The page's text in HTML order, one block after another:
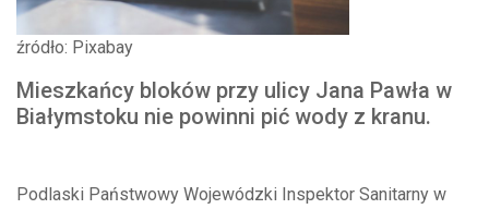
źródło: Pixabay
Mieszkańcy bloków przy ulicy Jana Pawła w
Białymstoku nie powinni pić wody z kranu.
Podlaski Państwowy Wojewódzki Inspektor Sanitarny w